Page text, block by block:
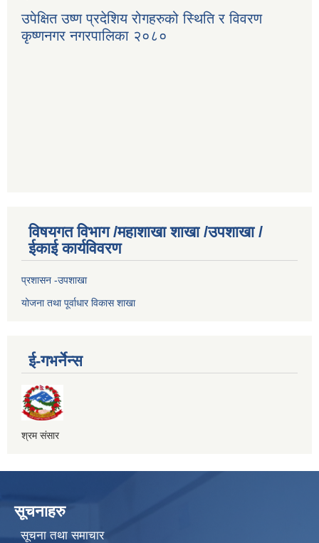
उपेक्षित उष्ण प्रदेशिय रोगहरुको स्थिति र विवरण
कृष्णनगर नगरपालिका २०८०
विषयगत विभाग /महाशाखा शाखा /उपशाखा /
ईकाई कार्यविवरण
प्रशासन -उपशाखा
योजना तथा पूर्वाधार विकास शाखा
ई-गभर्नेन्स
श्रम संसार
सूचनाहरु
सूचना तथा समाचार